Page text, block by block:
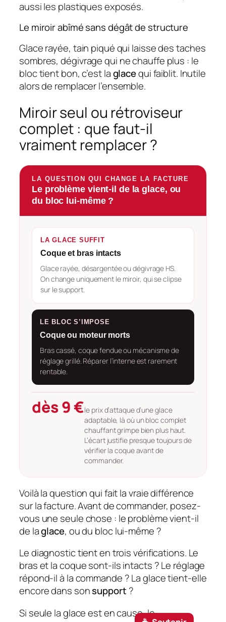
aussi les plastiques exposés.
Le miroir abîmé sans dégât de structure
Glace rayée, tain piqué qui laisse des taches
sombres, dégivrage qui ne chauffe plus : le
bloc tient bon, c’est laglacequi faiblit. Inutile
alors de remplacer l’ensemble.
Miroir seul ou rétroviseur
complet : que faut-il
vraiment remplacer ?
LA QUESTION QUI CHANGE LA FACTURE
Le problème vient-il de la glace, ou
du bloc lui-même ?
LA GLACE SUFFIT
Coque et bras intacts
Glace rayée, désargentée ou dégivrage HS.
On change uniquement le miroir, qui se clipse
sur le support.
LE BLOC S’IMPOSE
Coque ou moteur morts
Bras cassé, coque fendue ou mécanisme de
réglage grillé. Réparer l’interne est rarement
rentable.
dès 9 €le prix d’attaque d’une glace
adaptable, là où un bloc complet
chauffant grimpe bien plus haut.
L’écart justifie presque toujours de
vérifier la coque avant de
commander.
Voilà la question qui fait la vraie différence
sur la facture. Avant de commander, posez-
vous une seule chose : le problème vient-il
de laglace, ou du bloc lui-même ?
Le diagnostic tient en trois vérifications. Le
bras et la coque sont-ils intacts ? Le réglage
répond-il à la commande ? La glace tient-elle
encore dans sonsupport ?
Si seule la glace est en cause, le